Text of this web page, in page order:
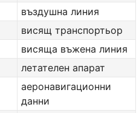
въздушна линия
висящ транспортьор
висяща въжена линия
летателен апарат
аеронавигационни
данни